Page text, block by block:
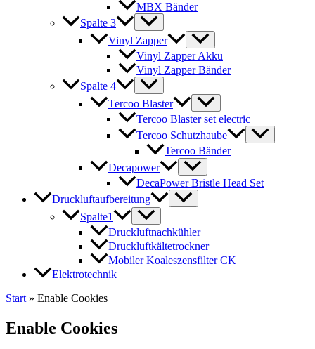
MBX Bänder
Spalte 3
Vinyl Zapper
Vinyl Zapper Akku
Vinyl Zapper Bänder
Spalte 4
Tercoo Blaster
Tercoo Blaster set electric
Tercoo Schutzhaube
Tercoo Bänder
Decapower
DecaPower Bristle Head Set
Druckluftaufbereitung
Spalte1
Druckluftnachkühler
Druckluftkältetrockner
Mobiler Koaleszensfilter CK
Elektrotechnik
Start » Enable Cookies
Enable Cookies